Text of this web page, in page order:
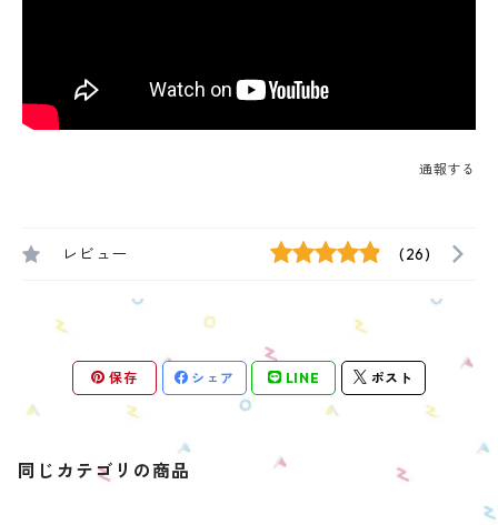
通報する
レビュー (26)
保存 シェア LINE ポスト
同じカテゴリの商品